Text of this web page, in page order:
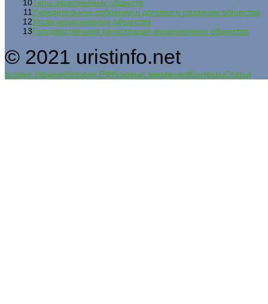
10 Типы акционерных обществ
11Учредительное собрание и договор о создании общества
12Устав акционерного общества
13Государственная регистрация акционерного общества
© 2021 uristinfo.net
Історія УкраїниИстория РФИсковые заявленияКонтактыСтатьи